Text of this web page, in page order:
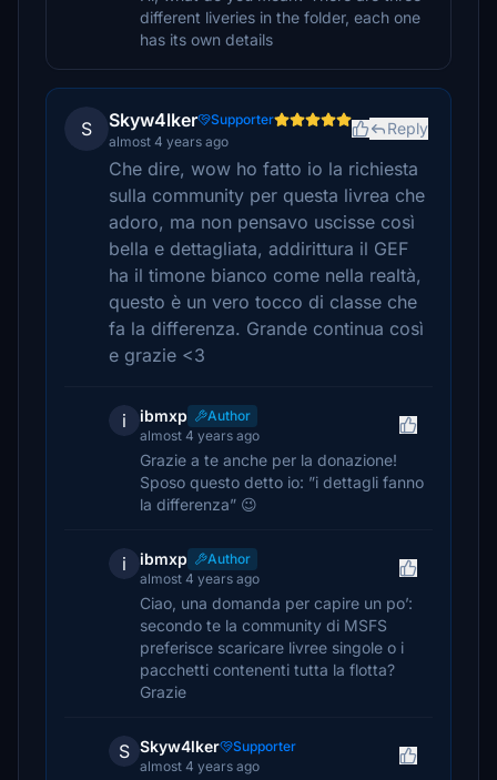
different liveries in the folder, each one
has its own details
S Skyw4lker
Supporter
almost 4 years ago
Reply
Che dire, wow ho fatto io la richiesta
sulla community per questa livrea che
adoro, ma non pensavo uscisse così
bella e dettagliata, addirittura il GEF
ha il timone bianco come nella realtà,
questo è un vero tocco di classe che
fa la differenza. Grande continua così
e grazie <3
i ibmxp
Author
almost 4 years ago
Grazie a te anche per la donazione!
Sposo questo detto io: ”i dettagli fanno
la differenza” 😉
i ibmxp
Author
almost 4 years ago
Ciao, una domanda per capire un po’:
secondo te la community di MSFS
preferisce scaricare livree singole o i
pacchetti contenenti tutta la flotta?
Grazie
S Skyw4lker
Supporter
almost 4 years ago